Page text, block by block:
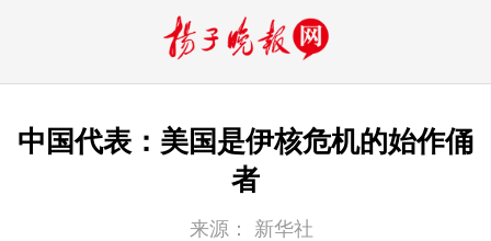
中国代表：美国是伊核危机的始作俑
者
来源：
新华社